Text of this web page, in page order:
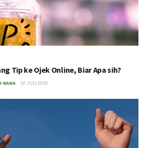
Tip ke Ojek Online, Biar Apa sih?
KAHA 10 JULI 2019